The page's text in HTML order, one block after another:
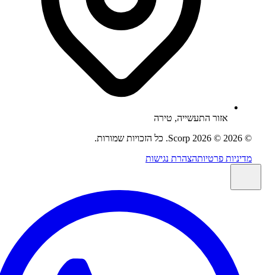
אזור התעשייה, טירה
2026 © 2026 Scorp. כל הזכויות שמורות.
פרטיותהצהרת נגישות